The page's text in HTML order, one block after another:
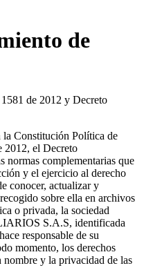
de
de 2012 y Decreto
Constitución Política de
2012, el Decreto
normas complementarias que
y el ejercicio al derecho
conocer, actualizar y
sobre ella en archivos
o privada, la sociedad
S.A.S, identificada
responsable de su
momento, los derechos
y la privacidad de las